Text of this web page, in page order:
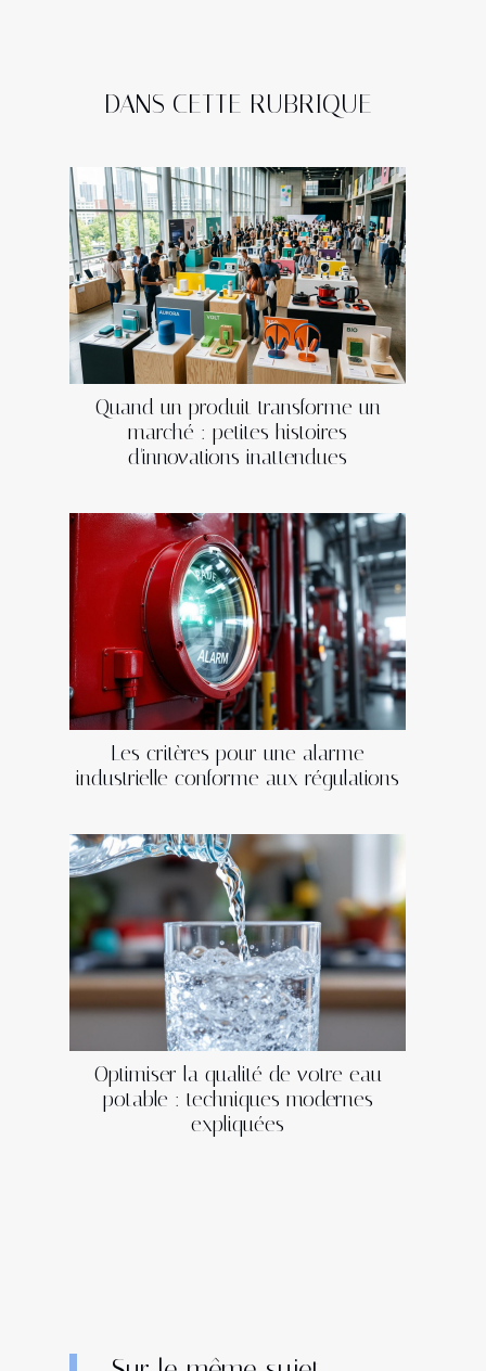
DANS CETTE RUBRIQUE
Quand un produit transforme un
marché : petites histoires
d'innovations inattendues
Les critères pour une alarme
industrielle conforme aux régulations
Optimiser la qualité de votre eau
potable : techniques modernes
expliquées